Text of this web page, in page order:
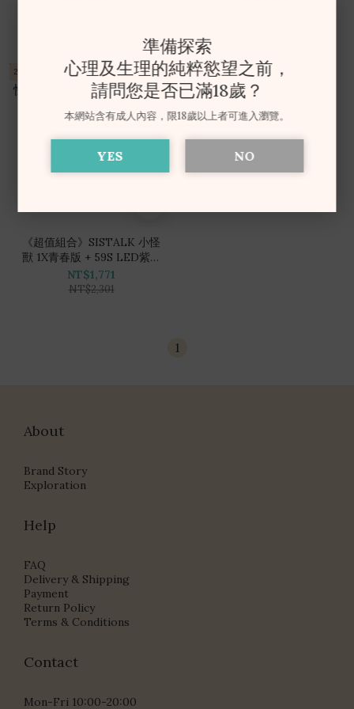
24hr
《超值組合》SISTALK 小怪
獸 1X青春版 + 59S LED紫外
線消毒收納袋 P22
NT$1,771
NT$2,301
1
About
Brand Story
Exploration
Help
FAQ
Delivery & Shipping
Payment
Return Policy
Terms & Conditions
Contact
Mon-Fri 10:00-20:00
準備探索
心理及生理的純粹慾望之前，
請問您是否已滿18歲？
本網站含有成人內容，限18歲以上者可進入瀏覽。
YES NO